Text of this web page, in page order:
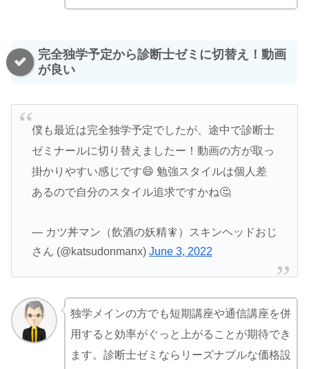
完全独学予定から診断士ゼミに切替え！動画
が良い
僕も最近は完全独学予定でしたが、途中で診断士
ゼミナールに切り替えましたー！動画の方が取っ
掛かりやすい感じです😄 勉強スタイルは個人差
あるので自分のスタイル追求ですかね🤔
— カツ丼マン（飲酒の妖精🧚）スキンヘッドおじ
さん (@katsudonmanx) June 3, 2022
独学メインの方でも短期講座や通信講座を併
用すると効率がぐっと上がることが期待でき
ます。診断士ゼミならリーズナブルな価格設